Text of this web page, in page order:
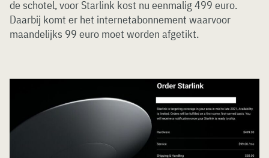
de schotel, voor Starlink kost nu eenmalig 499 euro.
Daarbij komt er het internetabonnement waarvoor
maandelijks 99 euro moet worden afgetikt.